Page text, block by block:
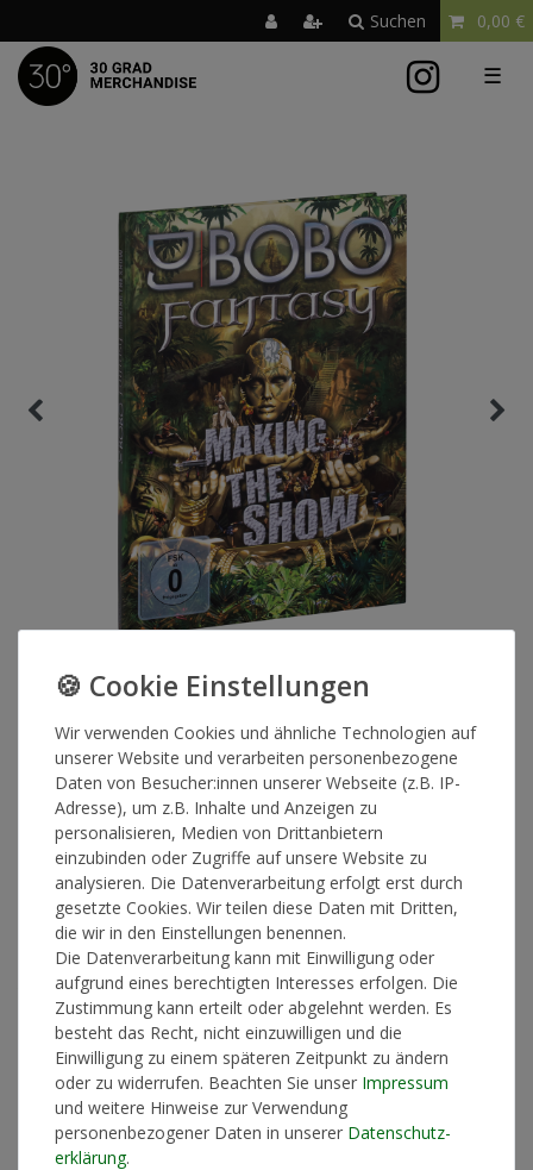
Suchen 0,00 €
☰
DJ Bobo
DJ Bobo - Fantasy - Making The
Show DVD
Artikelnummer14005
13,90 €*
Lieferzeit 1-3 Werktage
In den Warenkorb
Wir verwenden Cookies und ähnliche Technologien auf
unserer Website und verarbeiten personenbezogene
Daten von Besucher:innen unserer Webseite (z.B. IP-
Adresse), um z.B. Inhalte und Anzeigen zu
personalisieren, Medien von Drittanbietern
einzubinden oder Zugriffe auf unsere Website zu
analysieren. Die Datenverarbeitung erfolgt erst durch
gesetzte Cookies. Wir teilen diese Daten mit Dritten,
die wir in den Einstellungen benennen.
Die Datenverarbeitung kann mit Einwilligung oder
aufgrund eines berechtigten Interesses erfolgen. Die
Zustimmung kann erteilt oder abgelehnt werden. Es
besteht das Recht, nicht einzuwilligen und die
Einwilligung zu einem späteren Zeitpunkt zu ändern
oder zu widerrufen. Beachten Sie unser Impressum
und weitere Hinweise zur Verwendung
personenbezogener Daten in unserer Daten­schutz­
erklärung.